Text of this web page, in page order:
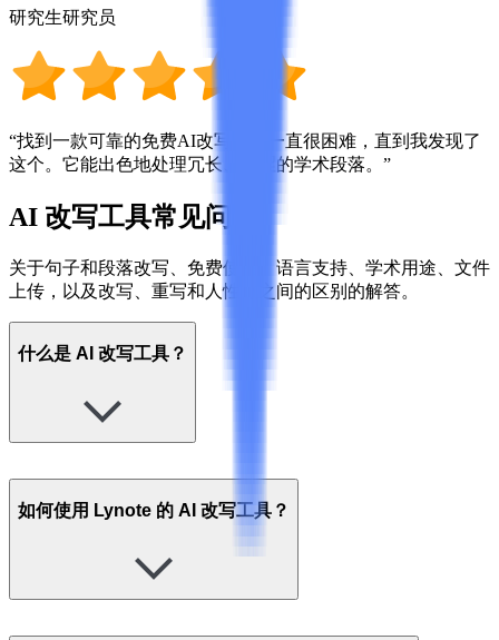
研究生研究员
“找到一款可靠的免费AI改写工具一直很困难，直到我发现了
这个。它能出色地处理冗长、晦涩的学术段落。”
AI 改写工具常见问题
关于句子和段落改写、免费使用、语言支持、学术用途、文件
上传，以及改写、重写和人性化之间的区别的解答。
什么是 AI 改写工具？
如何使用 Lynote 的 AI 改写工具？